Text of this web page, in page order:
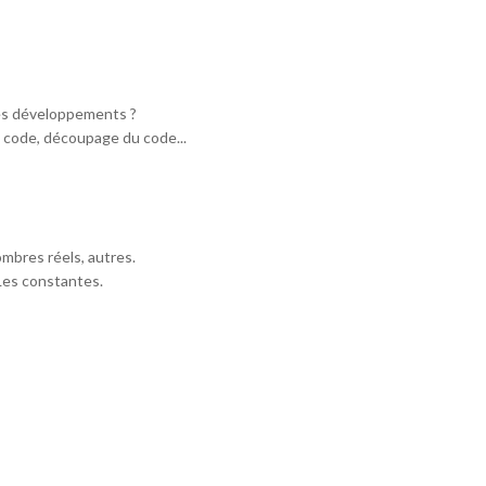
développements ?
découpage du code...
réels, autres.
constantes.